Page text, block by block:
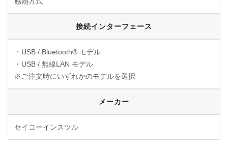
接続インターフェース
・USB / Bluetooth® モデル
・USB / 無線LAN モデル
※ご注文時にいずれかのモデルを選択
メーカー
セイコーインスツル